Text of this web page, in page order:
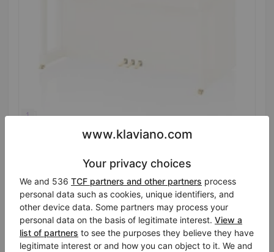
Försäljningspris:
$40,258.60
Nya, C. Bechstein, Elegance 124
Hem Featured:48″
Land:Nederländerna
Staden:Veenendaal
Företaget/Verifierad
säljare